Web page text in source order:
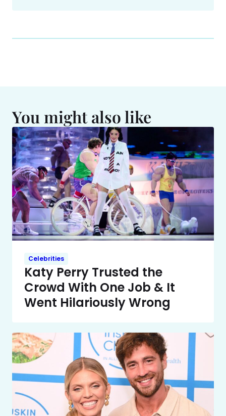
You might also like
Celebrities
Katy Perry Trusted the
Crowd With One Job & It
Went Hilariously Wrong